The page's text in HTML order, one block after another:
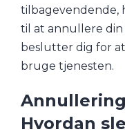
tilbagevendende,
til at annullere
beslutter dig for
bruge tjenesten.
Hvordan